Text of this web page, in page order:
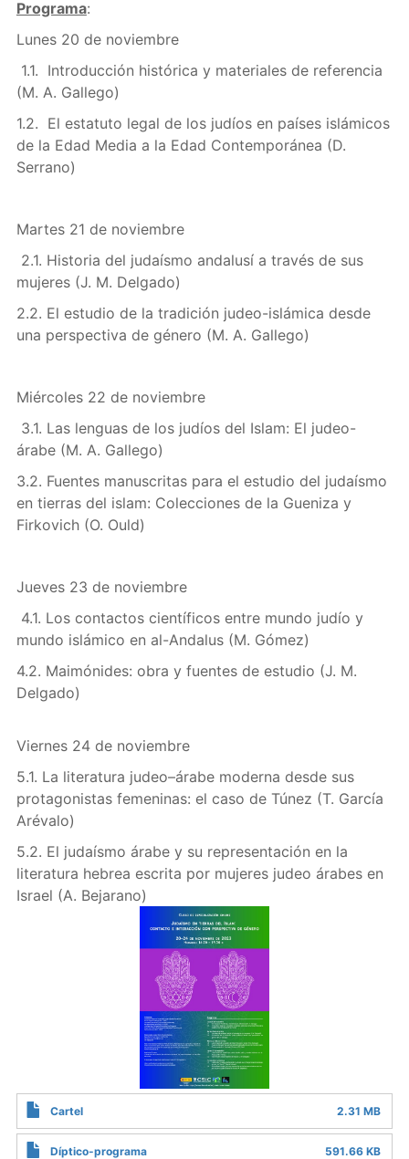
Programa:
Lunes 20 de noviembre
1.1. Introducción histórica y materiales de referencia
(M. A. Gallego)
1.2. El estatuto legal de los judíos en países islámicos
de la Edad Media a la Edad Contemporánea (D.
Serrano)
Martes 21 de noviembre
2.1. Historia del judaísmo andalusí a través de sus
mujeres (J. M. Delgado)
2.2. El estudio de la tradición judeo-islámica desde
una perspectiva de género (M. A. Gallego)
Miércoles 22 de noviembre
3.1. Las lenguas de los judíos del Islam: El judeo-
árabe (M. A. Gallego)
3.2. Fuentes manuscritas para el estudio del judaísmo
en tierras del islam: Colecciones de la Gueniza y
Firkovich (O. Ould)
Jueves 23 de noviembre
4.1. Los contactos científicos entre mundo judío y
mundo islámico en al-Andalus (M. Gómez)
4.2. Maimónides: obra y fuentes de estudio (J. M.
Delgado)
Viernes 24 de noviembre
5.1. La literatura judeo–árabe moderna desde sus
protagonistas femeninas: el caso de Túnez (T. García
Arévalo)
5.2. El judaísmo árabe y su representación en la
literatura hebrea escrita por mujeres judeo árabes en
Israel (A. Bejarano)
Cartel 2.31 MB
Díptico-programa 591.66 KB